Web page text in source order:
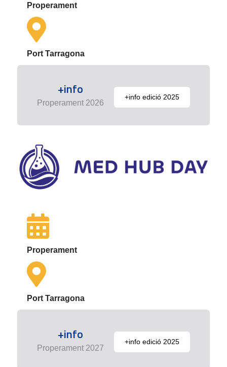
Properament
Port Tarragona
+info
Properament 2026
+info edició 2025
Properament
Port Tarragona
+info
Properament 2027
+info edició 2025